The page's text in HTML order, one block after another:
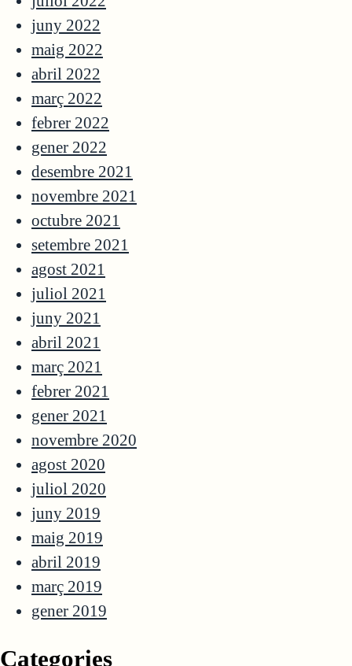
juny 2022
maig 2022
abril 2022
març 2022
febrer 2022
gener 2022
desembre 2021
novembre 2021
octubre 2021
setembre 2021
agost 2021
juliol 2021
juny 2021
abril 2021
març 2021
febrer 2021
gener 2021
novembre 2020
agost 2020
juliol 2020
juny 2019
maig 2019
abril 2019
març 2019
gener 2019
Categories